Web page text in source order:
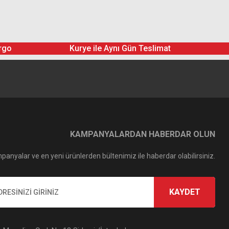
Kurye ile Aynı Gün Teslimat
KAMPANYALARDAN HABERDAR OLUN
ve en yeni ürünlerden bültenimiz ile haberdar olabilirsiniz.
KAYDET